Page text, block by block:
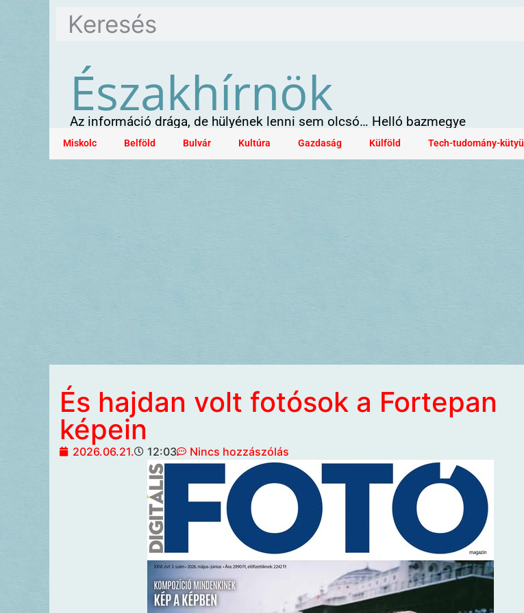
Északhírnök
Az információ drága, de hülyének lenni sem olcsó… Helló bazmegye
Miskolc Belföld Bulvár Kultúra Gazdaság Külföld Tech-tudomány-kütyü
És hajdan volt fotósok a Fortepan
képein
2026.06.21. 12:03 Nincs hozzászólás